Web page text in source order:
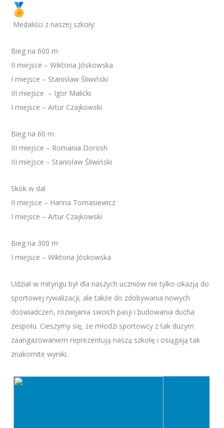
Medaliści z naszej szkoły:
Bieg na 600 m
II miejsce – Wiktoria Jóskowska
I miejsce – Stanisław Śliwiński
III miejsce – Igor Malicki
I miejsce – Artur Czajkowski
Bieg na 60 m
III miejsce – Romania Dorosh
III miejsce – Stanisław Śliwiński
Skok w dal
II miejsce – Hanna Tomasiewicz
I miejsce – Artur Czajkowski
Bieg na 300 m
I miejsce – Wiktoria Jóskowska
Udział w mityngu był dla naszych uczniów nie tylko okazją do
sportowej rywalizacji, ale także do zdobywania nowych
doświadczeń, rozwijania swoich pasji i budowania ducha
zespołu. Cieszymy się, że młodzi sportowcy z tak dużym
zaangażowaniem reprezentują naszą szkołę i osiągają tak
znakomite wyniki.